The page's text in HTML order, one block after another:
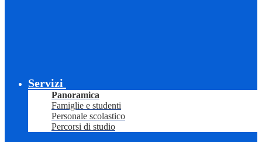
Servizi
Panoramica
Famiglie e studenti
Personale scolastico
Percorsi di studio